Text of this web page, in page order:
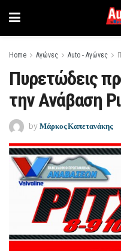
Home Αγώνες Auto - Αγώνες
Πυρετώδεις
την Ανάβαση
by Μάρκος Καπετανάκης